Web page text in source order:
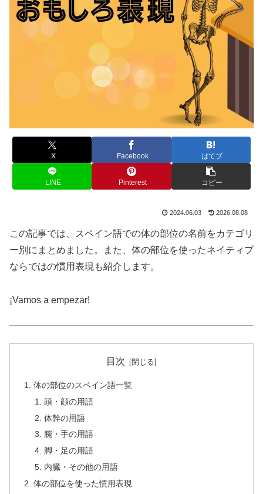
X Facebook はてブ
LINE Pinterest コピー
2024.06.03 2026.08.08
この記事では、スペイン語での体の部位の名前をカテゴリ
ー別にまとめました。また、体の部位を使ったネイティブ
ならではの慣用表現も紹介します。
¡Vamos a empezar!
目次
体の部位のスペイン語一覧
頭・顔の用語
体幹の用語
腕・手の用語
脚・足の用語
内臓・その他の用語
体の部位を使った慣用表現